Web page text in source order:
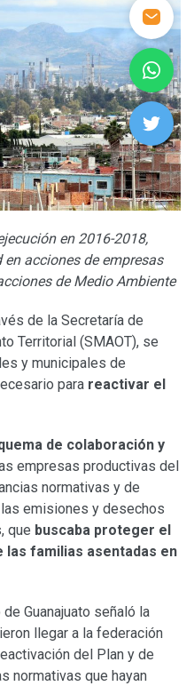
en 2016-2018,
acciones de empresas
de Medio Ambiente
de la Secretaría de
Territorial (SMAOT), se
y municipales de
para reactivar el
de colaboración y
empresas productivas del
normativas y de
emisiones y desechos
que buscaba proteger el
las familias asentadas en
Guanajuato señaló la
llegar a la federación
del Plan y de
normativas que hayan